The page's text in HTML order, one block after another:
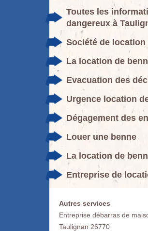
Toutes les
dangereux à
Société de location
La location de
Evacuation des
Urgence location
Dégagement des
Louer une benne
La location de
Entreprise de
Autres services
Entreprise débarras de
Taulignan 26770